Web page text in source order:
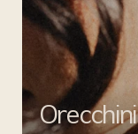
Orecchini